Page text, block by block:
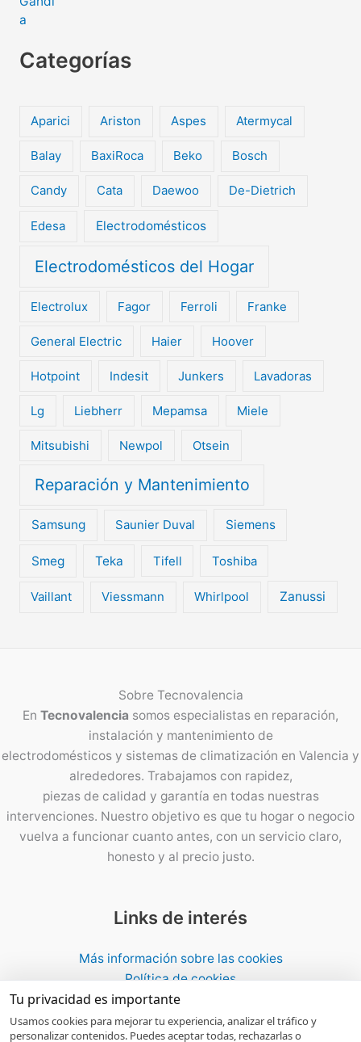
Categorías
Aparici Ariston Aspes Atermycal
Balay BaxiRoca Beko Bosch
Candy Cata Daewoo De-Dietrich
Edesa Electrodomésticos
Electrodomésticos del Hogar
Electrolux Fagor Ferroli Franke
General Electric Haier Hoover
Hotpoint Indesit Junkers Lavadoras
Lg Liebherr Mepamsa Miele
Mitsubishi Newpol Otsein
Reparación y Mantenimiento
Samsung Saunier Duval Siemens
Smeg Teka Tifell Toshiba
Vaillant Viessmann Whirlpool Zanussi
Sobre Tecnovalencia
En Tecnovalencia somos especialistas en reparación,
instalación y mantenimiento de
electrodomésticos y sistemas de climatización en Valencia y
alrededores. Trabajamos con rapidez,
piezas de calidad y garantía en todas nuestras
intervenciones. Nuestro objetivo es que tu hogar o negocio
vuelva a funcionar cuanto antes, con un servicio claro,
honesto y al precio justo.
Links de interés
Más información sobre las cookies
Política de cookies
Politíca de Privacidad AVISO LEGAL
Mapa del Sitio WEB
Tu privacidad es importante
Usamos cookies para mejorar tu experiencia, analizar el tráfico y
personalizar contenidos. Puedes aceptar todas, rechazarlas o